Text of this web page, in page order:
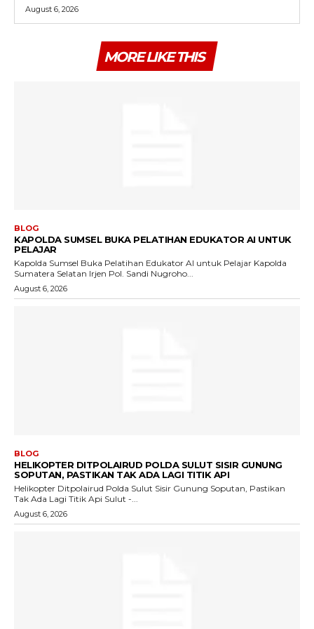
August 6, 2026
MORE LIKE THIS
BLOG
KAPOLDA SUMSEL BUKA PELATIHAN EDUKATOR AI UNTUK
PELAJAR
Kapolda Sumsel Buka Pelatihan Edukator AI untuk Pelajar Kapolda
Sumatera Selatan Irjen Pol. Sandi Nugroho...
August 6, 2026
BLOG
HELIKOPTER DITPOLAIRUD POLDA SULUT SISIR GUNUNG
SOPUTAN, PASTIKAN TAK ADA LAGI TITIK API
Helikopter Ditpolairud Polda Sulut Sisir Gunung Soputan, Pastikan
Tak Ada Lagi Titik Api Sulut -...
August 6, 2026